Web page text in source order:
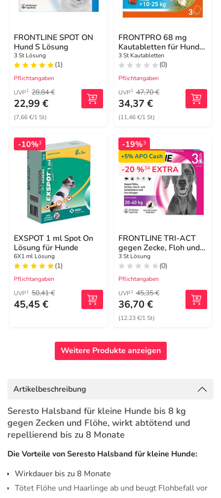
FRONTLINE SPOT ON
Hund S Lösung
3 St Lösung
(1)
Pflichtangaben
UVP1 28,84 €
22,99 €
(7,66 €/1 St)
FRONTPRO 68 mg
Kautabletten für Hunde
10 - 25 kg
3 St Kautabletten
(0)
Pflichtangaben
UVP1 47,70 €
34,37 €
(11,46 €/1 St)
-10%3
EXSPOT 1 ml Spot On
Lösung für Hunde
6X1 ml Lösung
(1)
Pflichtangaben
UVP1 50,41 €
45,45 €
-19%3
+5%APO Cash
-20 %34 EXTRA
FRONTLINE TRI-ACT
gegen Zecke, Floh und
fliegende Insekten bei
Hunden (20-40kg)
3 St Lösung
(0)
Pflichtangaben
UVP1 45,35 €
36,70 €
(12,23 €/1 St)
Weitere Produkte anzeigen
Artikelbeschreibung
Seresto Halsband für kleine Hunde bis 8 kg
gegen Zecken und Flöhe, wirkt abtötend und
repellierend bis zu 8 Monate
Die Vorteile von Seresto Halsband für kleine Hunde:
Wirkdauer bis zu 8 Monate
Tötet Flöhe und Haarlinge ab und beugt Flohbefall vor